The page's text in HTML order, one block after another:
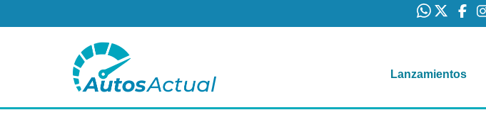
contenido
Lanzamientos